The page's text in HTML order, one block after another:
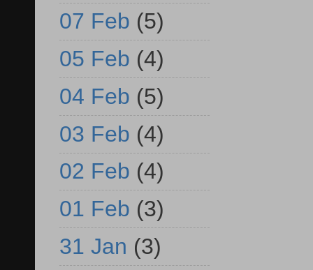
07 Feb (5)
05 Feb (4)
04 Feb (5)
03 Feb (4)
02 Feb (4)
01 Feb (3)
31 Jan (3)